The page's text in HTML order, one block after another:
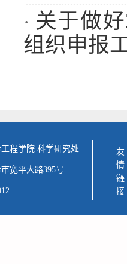
· 关于做
组织申报
程学院 科学研究处
平大路395号 友情链接